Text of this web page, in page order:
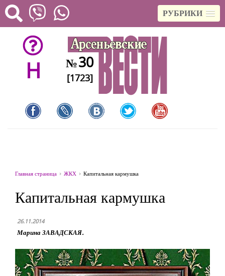
РУБРИКИ
H №30
[1723]
Главная страница ЖКХ Капитальная кармушка
Капитальная кармушка
26.11.2014
Марина ЗАВАДСКАЯ.